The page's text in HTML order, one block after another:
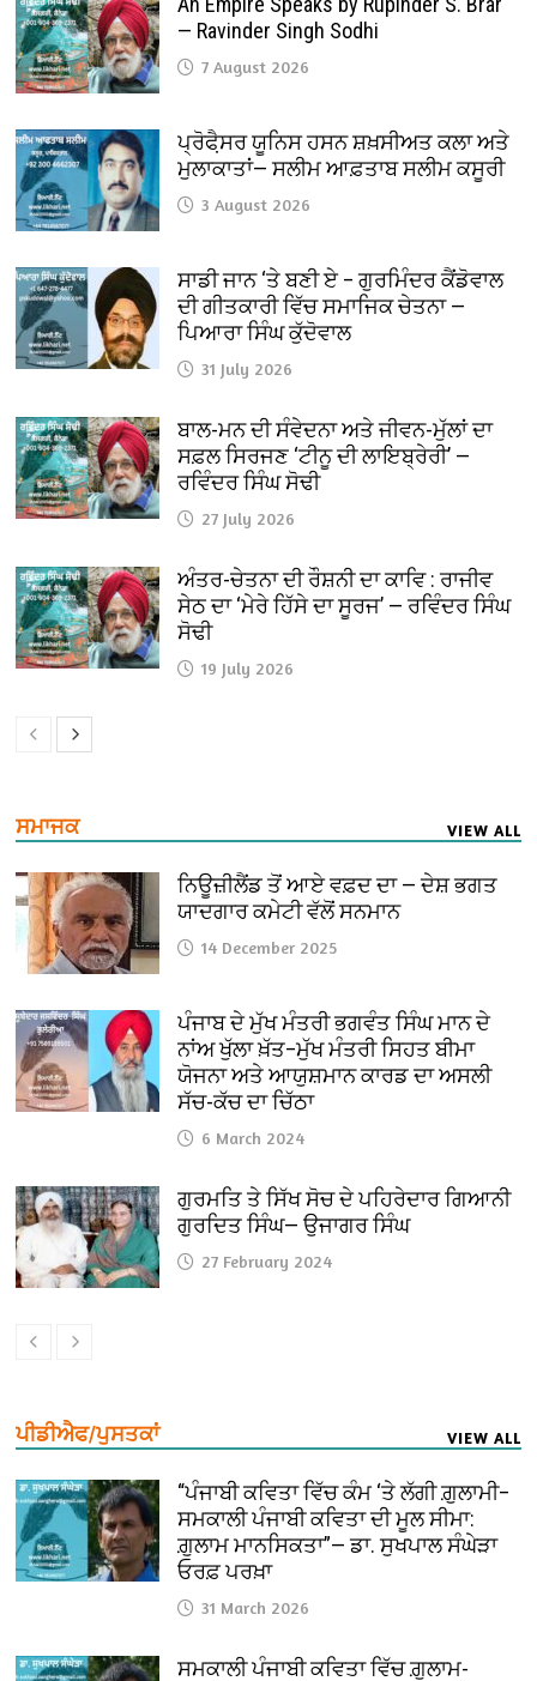
— Ravinder Singh Sodhi
7 August 2026
ਪ੍ਰੋਫੈ਼ਸਰ ਯੂਨਿਸ ਹਸਨ ਸ਼ਖ਼ਸੀਅਤ ਕਲਾ ਅਤੇ
ਮੁਲਾਕਾਤਾਂ— ਸਲੀਮ ਆਫ਼ਤਾਬ ਸਲੀਮ ਕਸੂਰੀ
3 August 2026
ਸਾਡੀ ਜਾਨ ‘ਤੇ ਬਣੀ ਏ – ਗੁਰਮਿੰਦਰ ਕੈਂਡੋਵਾਲ
ਦੀ ਗੀਤਕਾਰੀ ਵਿੱਚ ਸਮਾਜਿਕ ਚੇਤਨਾ —
ਪਿਆਰਾ ਸਿੰਘ ਕੁੱਦੋਵਾਲ
31 July 2026
ਬਾਲ-ਮਨ ਦੀ ਸੰਵੇਦਨਾ ਅਤੇ ਜੀਵਨ-ਮੁੱਲਾਂ ਦਾ
ਸਫ਼ਲ ਸਿਰਜਣ ‘ਟੀਨੂ ਦੀ ਲਾਇਬ੍ਰੇਰੀ’ —
ਰਵਿੰਦਰ ਸਿੰਘ ਸੋਢੀ
27 July 2026
ਅੰਤਰ-ਚੇਤਨਾ ਦੀ ਰੌਸ਼ਨੀ ਦਾ ਕਾਵਿ : ਰਾਜੀਵ
ਸੇਠ ਦਾ ‘ਮੇਰੇ ਹਿੱਸੇ ਦਾ ਸੂਰਜ’ — ਰਵਿੰਦਰ ਸਿੰਘ
ਸੋਢੀ
19 July 2026
ਸਮਾਜਕ VIEW ALL
ਨਿਊਜ਼ੀਲੈਂਡ ਤੋਂ ਆਏ ਵਫ਼ਦ ਦਾ — ਦੇਸ਼ ਭਗਤ
ਯਾਦਗਾਰ ਕਮੇਟੀ ਵੱਲੋਂ ਸਨਮਾਨ
14 December 2025
ਪੰਜਾਬ ਦੇ ਮੁੱਖ ਮੰਤਰੀ ਭਗਵੰਤ ਸਿੰਘ ਮਾਨ ਦੇ
ਨਾਂਅ ਖੁੱਲਾ ਖ਼ੱਤ–ਮੁੱਖ ਮੰਤਰੀ ਸਿਹਤ ਬੀਮਾ
ਯੋਜਨਾ ਅਤੇ ਆਯੁਸ਼ਮਾਨ ਕਾਰਡ ਦਾ ਅਸਲੀ
ਸੱਚ-ਕੱਚ ਦਾ ਚਿੱਠਾ
6 March 2024
ਗੁਰਮਤਿ ਤੇ ਸਿੱਖ ਸੋਚ ਦੇ ਪਹਿਰੇਦਾਰ ਗਿਆਨੀ
ਗੁਰਦਿਤ ਸਿੰਘ— ਉਜਾਗਰ ਸਿੰਘ
27 February 2024
ਪੀਡੀਐਫ/ਪੁਸਤਕਾਂ VIEW ALL
“ਪੰਜਾਬੀ ਕਵਿਤਾ ਵਿੱਚ ਕੰਮ ‘ਤੇ ਲੱਗੀ ਗ਼ੁਲਾਮੀ–
ਸਮਕਾਲੀ ਪੰਜਾਬੀ ਕਵਿਤਾ ਦੀ ਮੂਲ ਸੀਮਾ:
ਗ਼ੁਲਾਮ ਮਾਨਸਿਕਤਾ”— ਡਾ. ਸੁਖਪਾਲ ਸੰਘੇੜਾ
ਓਰਫ਼ ਪਰਖ਼ਾ
31 March 2026
ਸਮਕਾਲੀ ਪੰਜਾਬੀ ਕਵਿਤਾ ਵਿੱਚ ਗ਼ੁਲਾਮ-